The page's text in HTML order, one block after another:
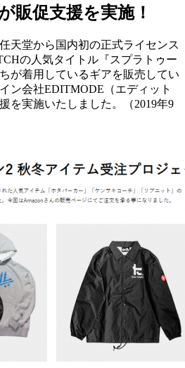
販促支援を実施！
天堂から国内初の正式ライセンス
の人気タイトル『スプラトゥー
が着用しているギアを販売してい
ン会社EDITMODE（エディット
を実施いたしました。（2019年9